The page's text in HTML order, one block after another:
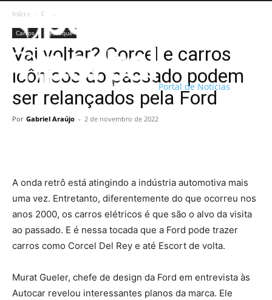
Portal de Notícias
Início Carros
Carros Destaque
Vai voltar? Corcel e carros
icônicos do passado podem
ser relançados pela Ford
Por Gabriel Araújo - 2 de novembro de 2022
A onda retrô está atingindo a indústria automotiva mais
uma vez. Entretanto, diferentemente do que ocorreu nos
anos 2000, os carros elétricos é que são o alvo da visita
ao passado. E é nessa tocada que a Ford pode trazer
carros como Corcel Del Rey e até Escort de volta.
Murat Gueler, chefe de design da Ford em entrevista às
Autocar revelou interessantes planos da marca. Ele